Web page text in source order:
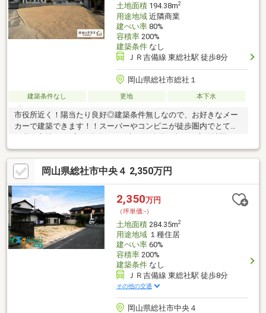
土地面積194.38m2
用途地域近隣商業
建ぺい率80%
容積率200%
建築条件なし
ＪＲ吉備線 東総社駅 徒歩8分
岡山県総社市総社１
建築条件なし 更地 本下水
市役所近く！陽当たり良好◎建築条件無しなので、お好きなメー
カーで建築できます！！スーパーやコンビニが徒歩圏内でとても
便利な立地です♪主要道路すぐで車での移動も楽々！東総社駅まで
徒歩8分のため、岡山市街地に行きやすい(＾＾♪・総社小学校まで
1183ｍ 徒歩14分・総社西中学校まで619m 徒歩9分・マルナカ
総社店まで418ｍ 徒歩6分・セブンイレブン総社中央1丁目店ま
で295ｍ 徒歩4分・長野病院まで2600ｍ 車で7分・総社郵便局
まで184ｍ 徒歩3分
岡山県総社市中央４ 2,350万円
2,350万円
（坪単価:-）
土地面積284.35m2
用途地域１種住居
建ぺい率60%
容積率200%
建築条件なし
ＪＲ吉備線 東総社駅 徒歩8分
その他の交通
岡山県総社市中央４